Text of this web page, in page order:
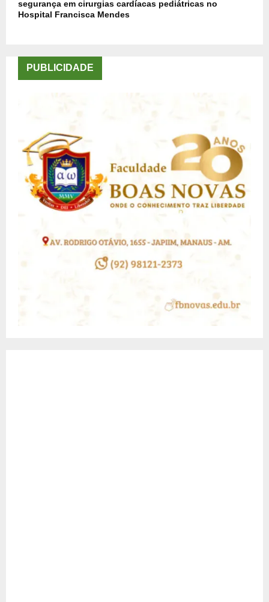
segurança em cirurgias cardíacas pediátricas no
Hospital Francisca Mendes
PUBLICIDADE